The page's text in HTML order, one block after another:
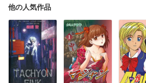
他の人気作品